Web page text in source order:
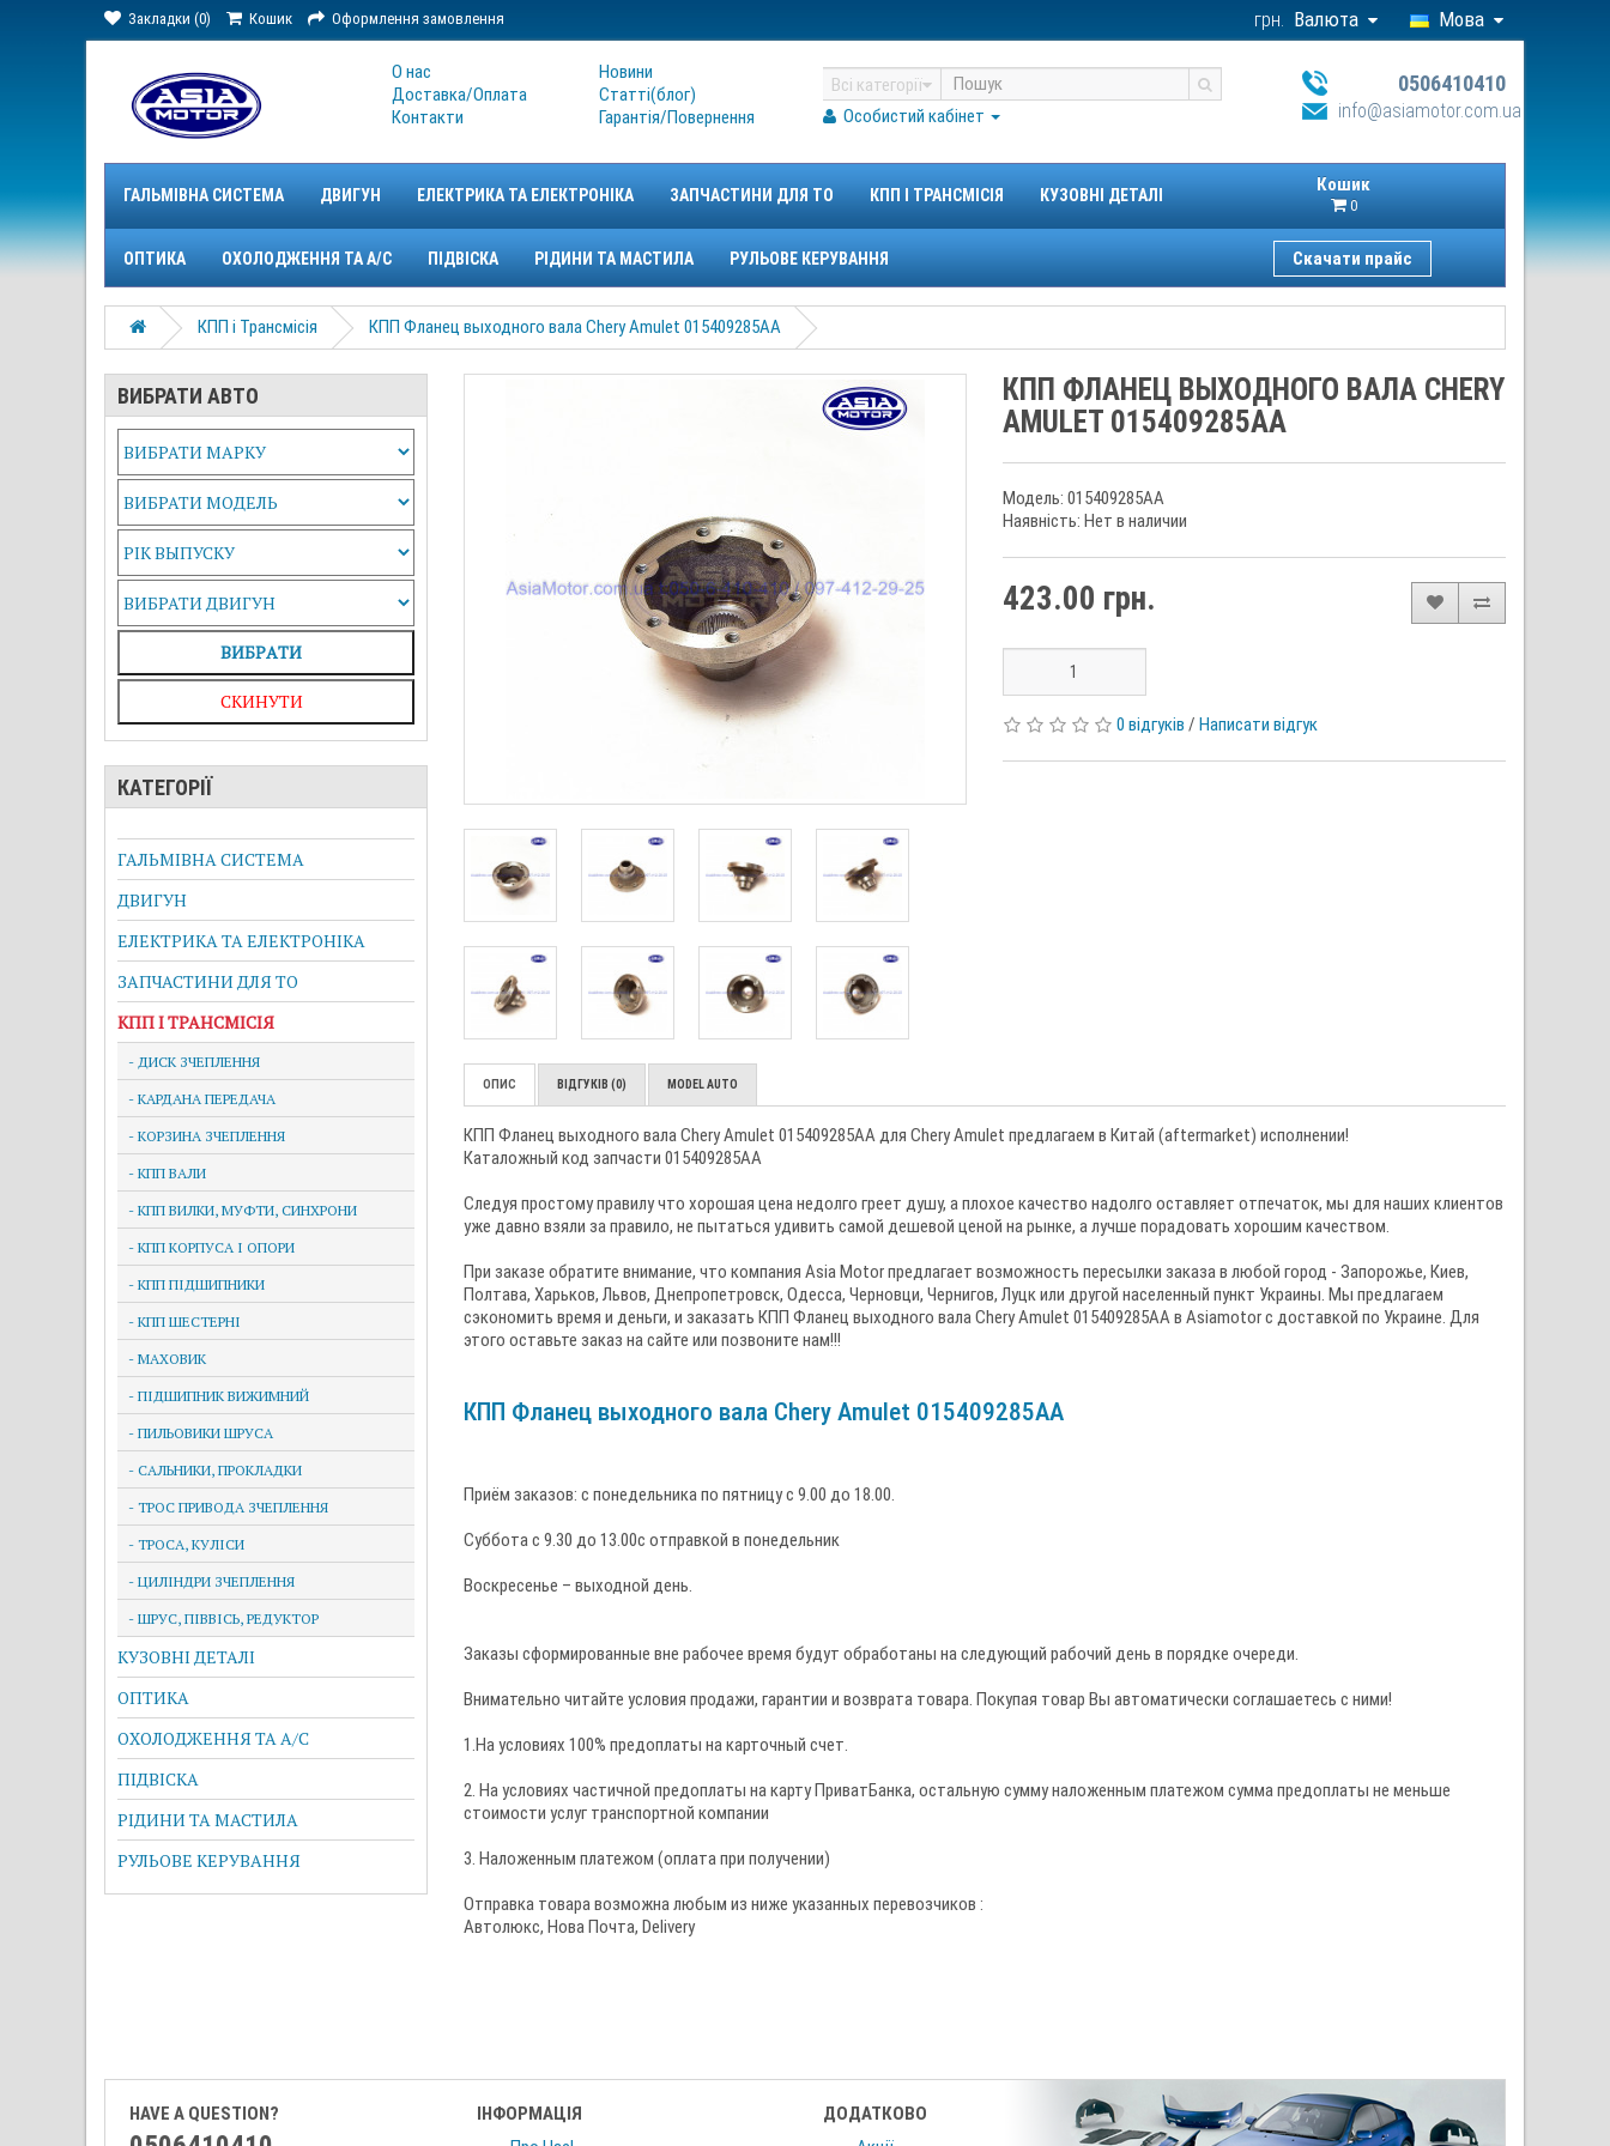
Мова
грн. Валюта
Закладки (0) Кошик Оформлення замовлення
О нас
Доставка/Оплата
Контакти
Новини
Статтi(блог)
Гарантiя/Повернення
Всі категорії
Особистий кабінет
0506410410
info@asiamotor.com.ua
Кошик
0
Скачати прайс
ГАЛЬМІВНА СИСТЕМА ДВИГУН ЕЛЕКТРИКА ТА ЕЛЕКТРОНІКА ЗАПЧАСТИНИ ДЛЯ ТО КПП І ТРАНСМІСІЯ КУЗОВНІ ДЕТАЛІ
ОПТИКА ОХОЛОДЖЕННЯ ТА A/C ПІДВІСКА РІДИНИ ТА МАСТИЛА РУЛЬОВЕ КЕРУВАННЯ
КПП і Трансмісія КПП Фланец выходного вала Chery Amulet 015409285AA
ВИБРАТИ АВТО
ВИБРAТИ
СКИНУТИ
КАТЕГОРІЇ
ГАЛЬМІВНА СИСТЕМА
ДВИГУН
ЕЛЕКТРИКА ТА ЕЛЕКТРОНІКА
ЗАПЧАСТИНИ ДЛЯ ТО
КПП І ТРАНСМІСІЯ
- ДИСК ЗЧЕПЛЕННЯ
- КАРДАНА ПЕРЕДАЧА
- КОРЗИНА ЗЧЕПЛЕННЯ
- КПП ВАЛИ
- КПП ВИЛКИ, МУФТИ, СИНХРОНИ
- КПП КОРПУСА І ОПОРИ
- КПП ПІДШИПНИКИ
- КПП ШЕСТЕРНІ
- МАХОВИК
- ПІДШИПНИК ВИЖИМНИЙ
- ПИЛЬОВИКИ ШРУСА
- САЛЬНИКИ, ПРОКЛАДКИ
- ТРОС ПРИВОДА ЗЧЕПЛЕННЯ
- ТРОСА, КУЛІСИ
- ЦИЛІНДРИ ЗЧЕПЛЕННЯ
- ШРУС, ПІВВІСЬ, РЕДУКТОР
КУЗОВНІ ДЕТАЛІ
ОПТИКА
ОХОЛОДЖЕННЯ ТА A/C
ПІДВІСКА
РІДИНИ ТА МАСТИЛА
РУЛЬОВЕ КЕРУВАННЯ
КПП ФЛАНЕЦ ВЫХОДНОГО ВАЛА CHERY
AMULET 015409285AA
Модель: 015409285AA
Наявність: Нет в наличии
423.00 грн.
0 відгуків / Написати відгук
ОПИС ВІДГУКІВ (0) MODEL AUTO
КПП Фланец выходного вала Chery Amulet 015409285AA для Chery Amulet предлагаем в Китай (аftermarket) исполнении!
Каталожный код запчасти 015409285AA
Следуя простому правилу что хорошая цена недолго греет душу, а плохое качество надолго оставляет отпечаток, мы для наших клиентов
уже давно взяли за правило, не пытаться удивить самой дешевой ценой на рынке, а лучше порадовать хорошим качеством.
При заказе обратите внимание, что компания Asia Motor предлагает возможность пересылки заказа в любой город - Запорожье, Киев,
Полтава, Харьков, Львов, Днепропетровск, Одесса, Черновци, Чернигов, Луцк или другой населенный пункт Украины. Мы предлагаем
сэкономить время и деньги, и заказать КПП Фланец выходного вала Chery Amulet 015409285AA в Asiamotor с доставкой по Украине. Для
этого оставьте заказ на сайте или позвоните нам!!!
КПП Фланец выходного вала Chery Amulet 015409285AA
Приём заказов: c понедельника по пятницу с 9.00 до 18.00.
Суббота с 9.30 до 13.00с отправкой в понедельник
Воскресенье – выходной день.
Заказы сформированные вне рабочее время будут обработаны на следующий рабочий день в порядке очереди.
Внимательно читайте условия продажи, гарантии и возврата товара. Покупая товар Вы автоматически соглашаетесь с ними!
1.На условиях 100% предоплаты на карточный счет.
2. На условиях частичной предоплаты на карту ПриватБанка, остальную сумму наложенным платежом сумма предоплаты не меньше
стоимости услуг транспортной компании
3. Наложенным платежом (оплата при получении)
Отправка товара возможна любым из ниже указанных перевозчиков :
Автолюкс, Нова Почта, Delivery
HAVE A QUESTION?
ІНФОРМАЦІЯ
ДОДАТКОВО